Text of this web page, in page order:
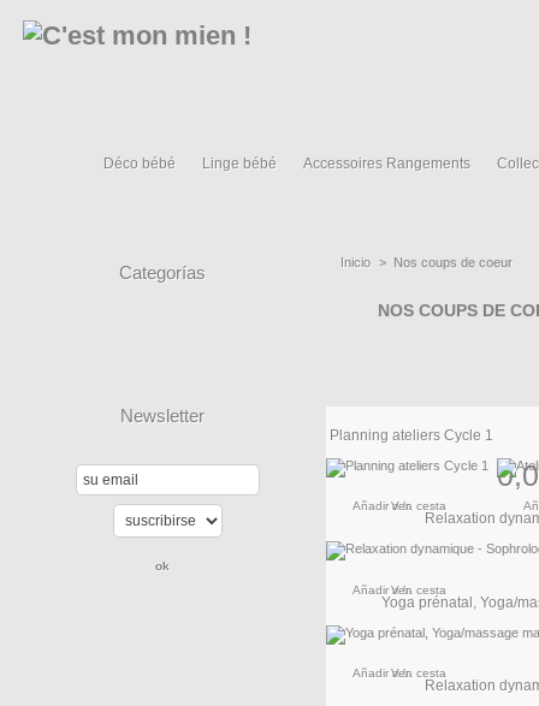
Déco bébé Linge bébé Accessoires Rangements
Categorías
Newsletter
Inicio > Nos coups de coeur
NOS COUPS DE
Planning ateliers Cycle 1
Añadir a la cesta
Ver
Relaxation
Añadir a la cesta
Ver
Yoga prénatal, Yoga/
Añadir a la cesta
Ver
Relaxation